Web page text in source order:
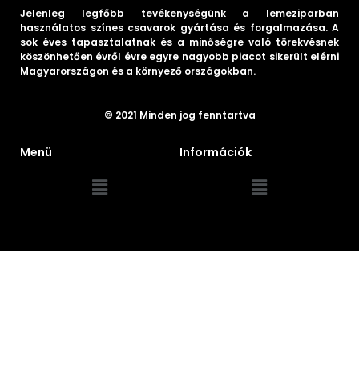
Jelenleg legfőbb tevékenységünk a lemeziparban
használatos színes csavarok gyártása és forgalmazása. A
sok éves tapasztalatnak és a minőségre való törekvésnek
köszönhetően évről évre egyre nagyobb piacot sikerült elérni
Magyarországon és a környező országokban.
© 2021 Minden jog fenntartva
Menü Információk